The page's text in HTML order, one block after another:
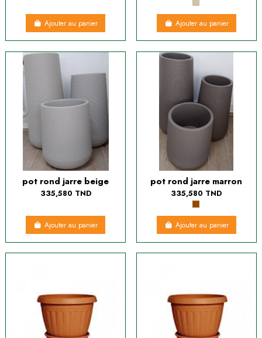
Ajouter au panier Ajouter au panier
pot rond jarre beige
335,580 TND
Ajouter au panier
pot rond jarre marron
335,580 TND
Ajouter au panier